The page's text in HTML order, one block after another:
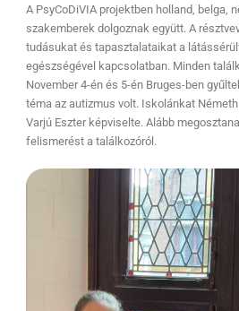
A PsyCoDiVIA projektben holland, belga,
szakemberek dolgoznak együtt. A
tudásukat és tapasztalataikat a
egészségével kapcsolatban. Minden
November 4-én és 5-én Bruges-ben
téma az autizmus volt. Iskolánkat
Varjú Eszter képviselte. Alább
felismerést a találkozóról.